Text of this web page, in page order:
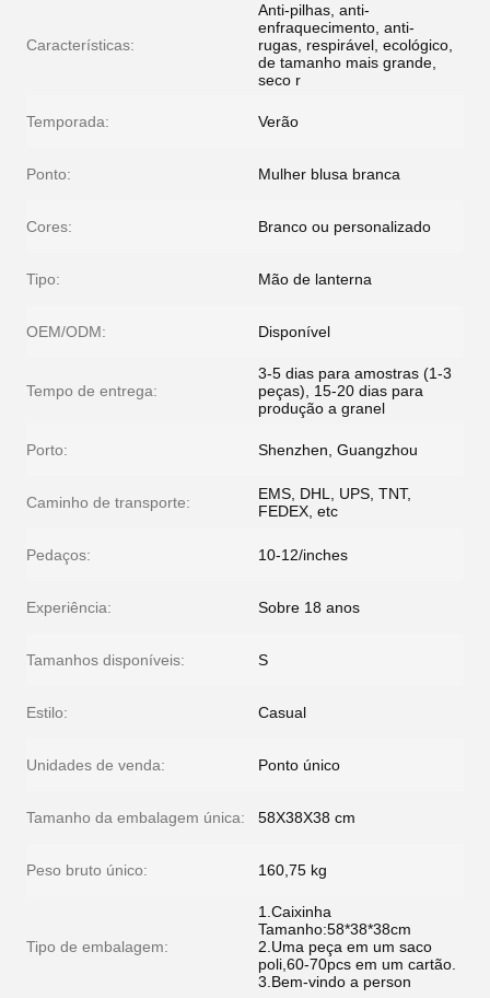
Características:
Anti-pilhas, anti-
enfraquecimento, anti-
rugas, respirável, ecológico,
de tamanho mais grande,
seco r
Temporada: Verão
Ponto: Mulher blusa branca
Cores: Branco ou personalizado
Tipo: Mão de lanterna
OEM/ODM: Disponível
Tempo de entrega:
3-5 dias para amostras (1-3
peças), 15-20 dias para
produção a granel
Porto: Shenzhen, Guangzhou
Caminho de transporte:
EMS, DHL, UPS, TNT,
FEDEX, etc
Pedaços: 10-12/inches
Experiência: Sobre 18 anos
Tamanhos disponíveis: S
Estilo: Casual
Unidades de venda: Ponto único
Tamanho da embalagem única: 58X38X38 cm
Peso bruto único: 160,75 kg
Tipo de embalagem:
1.Caixinha
Tamanho:58*38*38cm
2.Uma peça em um saco
poli,60-70pcs em um cartão.
3.Bem-vindo a person